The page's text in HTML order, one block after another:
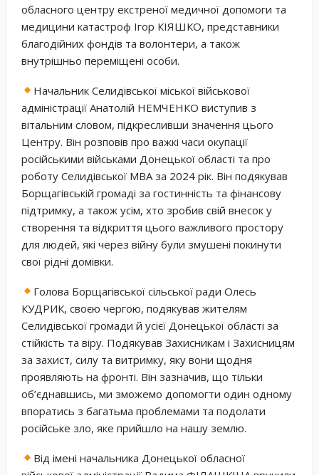
обласного центру екстреної медичної допомоги та
медицини катастроф Ігор КІЯШКО, представники
благодійних фондів та волонтери, а також
внутрішньо переміщені особи.
Начальник Селидівської міської військової
адміністрації Анатолій НЕМЧЕНКО виступив з
вітальним словом, підкресливши значення цього
Центру. Він розповів про важкі часи окупації
російськими військами Донецької області та про
роботу Селидівської МВА за 2024 рік. Він подякував
Борщагівській громаді за гостинність та фінансову
підтримку, а також усім, хто зробив свій внесок у
створення та відкриття цього важливого простору
для людей, які через війну були змушені покинути
свої рідні домівки.
Голова Борщагівської сільської ради Олесь
КУДРИК, своєю чергою, подякував жителям
Селидівської громади й усієї Донецької області за
стійкість та віру. Подякував Захисникам і Захисницям
за захист, силу та витримку, яку вони щодня
проявляють на фронті. Він зазначив, що тільки
об’єднавшись, ми зможемо допомогти один одному
впоратись з багатьма проблемами та подолати
російське зло, яке прийшло на нашу землю.
Від імені начальника Донецької обласної